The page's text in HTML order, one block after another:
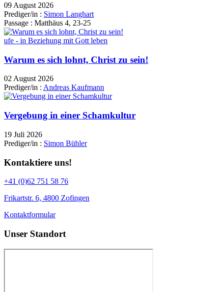
09 August 2026
Prediger/in : Simon Langhart
Passage : Matthäus 4, 23-25
ufe - in Beziehung mit Gott leben
Warum es sich lohnt, Christ zu sein!
02 August 2026
Prediger/in : Andreas Kaufmann
Vergebung in einer Schamkultur
19 Juli 2026
Prediger/in : Simon Bühler
Kontaktiere uns!
+41 (0)62 751 58 76
Frikartstr. 6, 4800 Zofingen
Kontaktformular
Unser Standort